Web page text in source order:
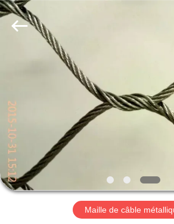
MAISON
PRODUITS
AU
SUJET
DE
NOUS
Anping
Yuntong
Metal
Wire
Mesh
Maille de câble